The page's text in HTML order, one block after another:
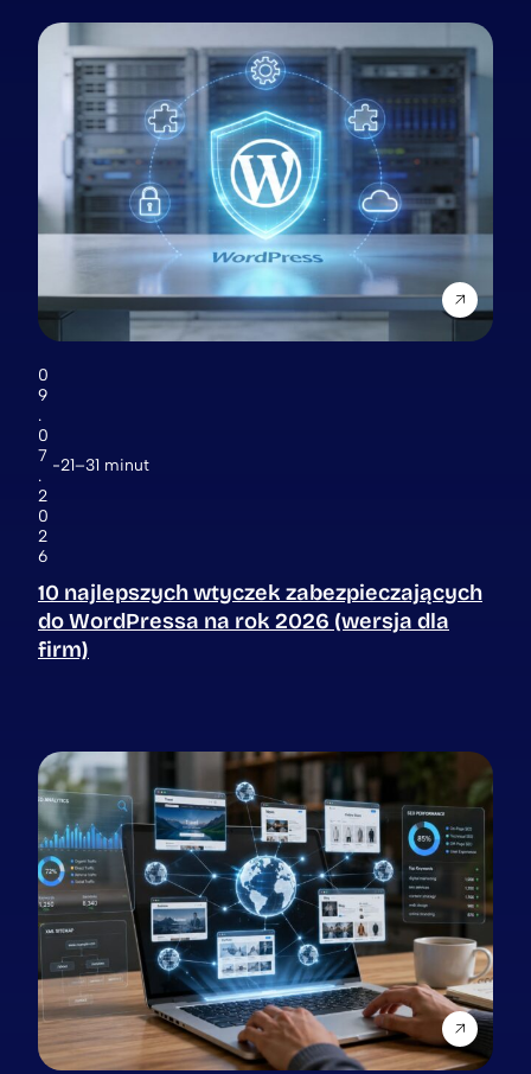
0
9
.
0
7
.
2
0
2
6
21–31 minut
10 najlepszych wtyczek zabezpieczających
do WordPressa na rok 2026 (wersja dla
firm)